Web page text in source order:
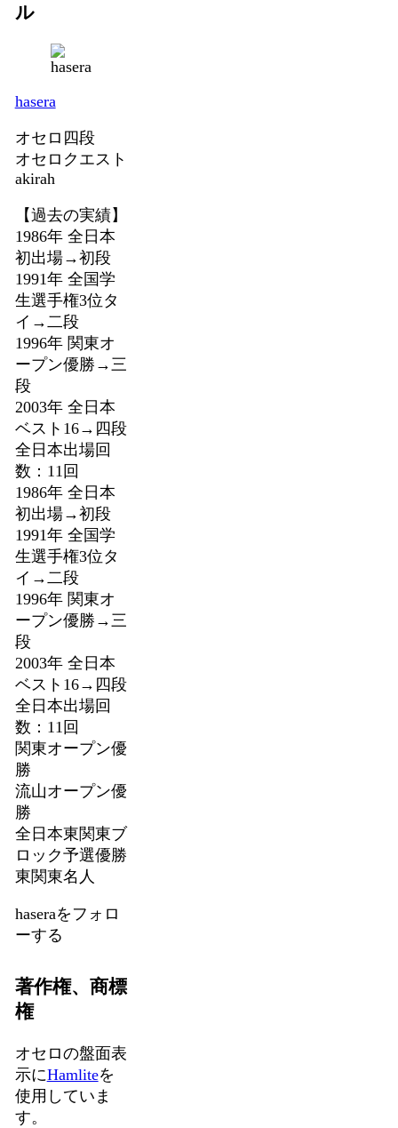
ル
hasera
オセロ四段
オセロクエスト
akirah
【過去の実績】
1986年 全日本
初出場→初段
1991年 全国学
生選手権3位タ
イ→二段
1996年 関東オ
ープン優勝→三
段
2003年 全日本
ベスト16→四段
全日本出場回
数：11回
1986年 全日本
初出場→初段
1991年 全国学
生選手権3位タ
イ→二段
1996年 関東オ
ープン優勝→三
段
2003年 全日本
ベスト16→四段
全日本出場回
数：11回
関東オープン優
勝
流山オープン優
勝
全日本東関東ブ
ロック予選優勝
東関東名人
haseraをフォロ
ーする
著作権、商標
権
オセロの盤面表
示にHamliteを
使用していま
す。